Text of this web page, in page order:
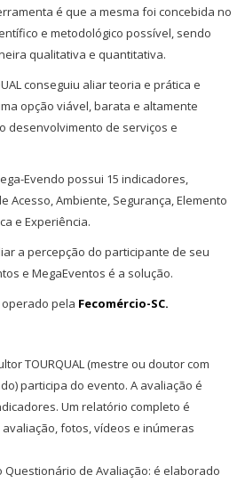
é que a mesma foi concebida no
e metodológico possível, sendo
qualitativa e quantitativa.
conseguiu aliar teoria e prática e
opção viável, barata e altamente
desenvolvimento de serviços e
Evendo possui 15 indicadores,
Acesso, Ambiente, Segurança, Elemento
e Experiência.
a percepção do participante de seu
e MegaEventos é a solução.
pela Fecomércio-SC.
TOURQUAL (mestre ou doutor com
participa do evento. A avaliação é
Um relatório completo é
fotos, vídeos e inúmeras
Questionário de Avaliação: é elaborado